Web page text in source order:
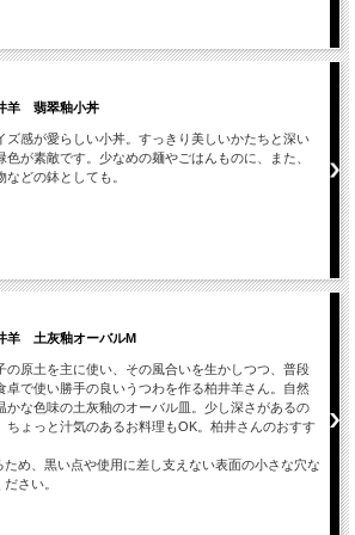
羊 翡翠釉小丼
ズ感が愛らしい小丼。すっきり美しいかたちと深い
色が素敵です。少なめの麺やごはんものに、また、
などの鉢としても。
羊 土灰釉オーバルM
の原土を主に使い、その風合いを生かしつつ、普段
卓で使い勝手の良いうつわを作る柏井羊さん。自然
かな色味の土灰釉のオーバル皿。少し深さがあるの
ちょっと汁気のあるお料理もOK。柏井さんのおすす
め、黒い点や使用に差し支えない表面の小さな穴な
さい。